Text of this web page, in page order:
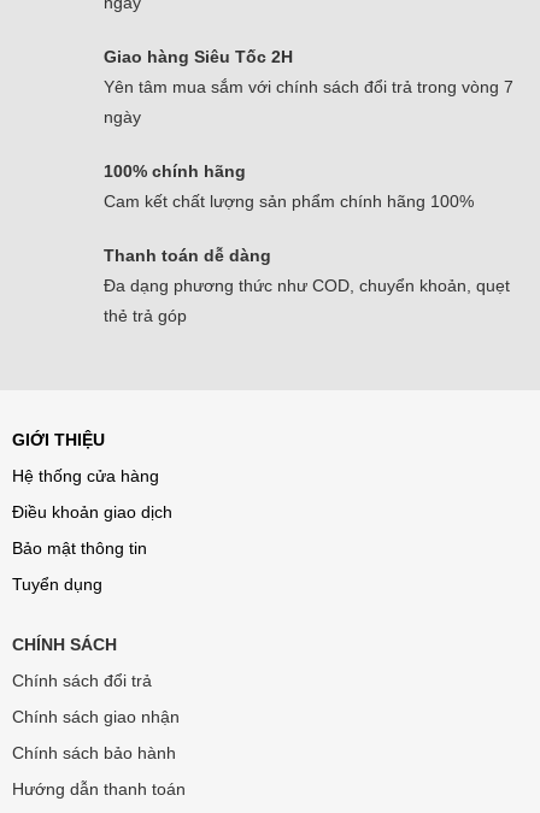
Giao hàng Siêu Tốc 2H
Yên tâm mua sắm với chính sách đổi trả trong vòng 7
ngày
100% chính hãng
Cam kết chất lượng sản phẩm chính hãng 100%
Thanh toán dễ dàng
Đa dạng phương thức như COD, chuyển khoản, quẹt
thẻ trả góp
GIỚI THIỆU
Hệ thống cửa hàng
Điều khoản giao dịch
Bảo mật thông tin
Tuyển dụng
CHÍNH SÁCH
Chính sách đổi trả
Chính sách giao nhận
Chính sách bảo hành
Hướng dẫn thanh toán